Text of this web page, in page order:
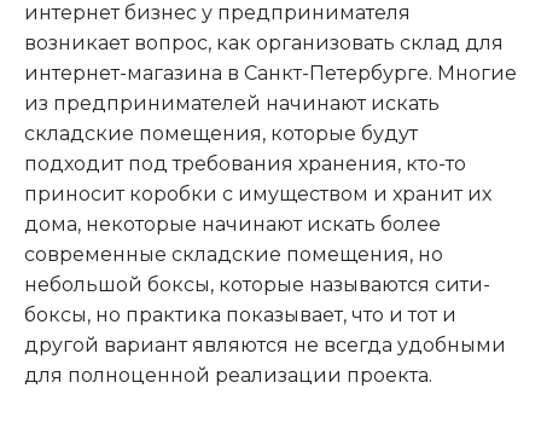
интернет бизнес у предпринимателя
возникает вопрос, как организовать склад для
интернет-магазина в Санкт-Петербурге. Многие
из предпринимателей начинают искать
складские помещения, которые будут
подходит под требования хранения, кто-то
приносит коробки с имуществом и хранит их
дома, некоторые начинают искать более
современные складские помещения, но
небольшой боксы, которые называются сити-
боксы, но практика показывает, что и тот и
другой вариант являются не всегда удобными
для полноценной реализации проекта.